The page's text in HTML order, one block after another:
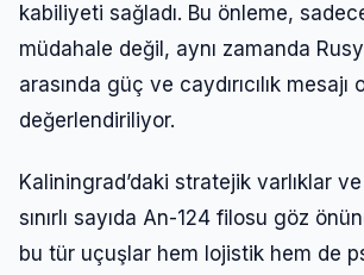
kabiliyeti sağladı. Bu önleme,
müdahale değil, aynı zamanda
arasında güç ve caydırıcılık mesajı
değerlendiriliyor.
Kaliningrad’daki stratejik varlıklar ve
sınırlı sayıda An-124 filosu göz
bu tür uçuşlar hem lojistik hem de